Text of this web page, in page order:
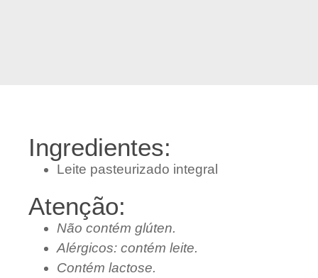
Ingredientes:
Leite pasteurizado integral
Atenção:
Não contém glúten.
Alérgicos: contém leite.
Contém lactose.